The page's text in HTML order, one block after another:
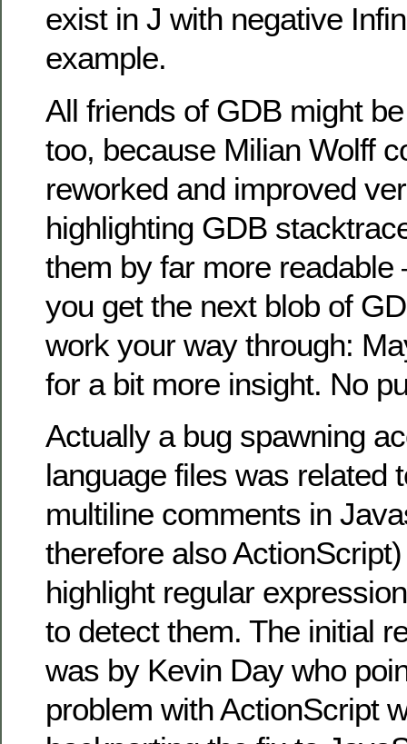
exist in J with negative
example.
All friends of GDB might
too, because Milian Wolff
reworked and improved
highlighting GDB
them by far more readable
you get the next blob of
work your way through:
for a bit more insight. No
Actually a bug spawning
language files was related
multiline comments in
therefore also
highlight regular
to detect them. The initial
was by Kevin Day who
problem with ActionScript